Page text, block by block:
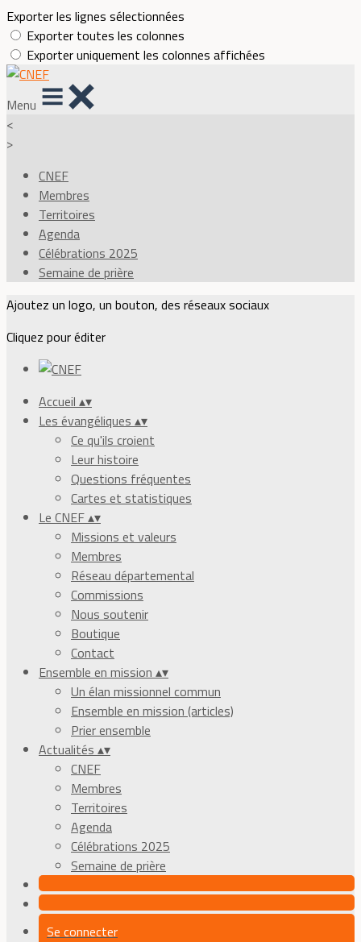
Exporter les lignes sélectionnées
Exporter toutes les colonnes
Exporter uniquement les colonnes affichées
Menu
<
>
CNEF
Membres
Territoires
Agenda
Célébrations 2025
Semaine de prière
Ajoutez un logo, un bouton, des réseaux sociaux
Cliquez pour éditer
Accueil ▴▾
Les évangéliques ▴▾
Ce qu'ils croient
Leur histoire
Questions fréquentes
Cartes et statistiques
Le CNEF▴▾
Missions et valeurs
Membres
Réseau départemental
Commissions
Nous soutenir
Boutique
Contact
Ensemble en mission ▴▾
Un élan missionnel commun
Ensemble en mission (articles)
Prier ensemble
Actualités ▴▾
CNEF
Membres
Territoires
Agenda
Célébrations 2025
Semaine de prière
Se connecter